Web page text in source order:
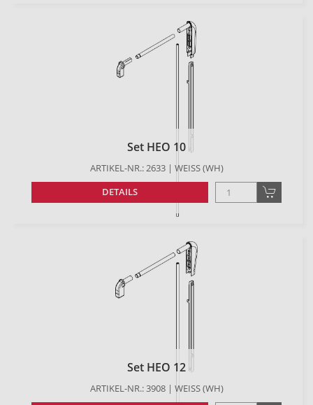
Set HEO 10
ARTIKEL-NR.: 2633 | WEISS (WH)
DETAILS
Set HEO 12
ARTIKEL-NR.: 3908 | WEISS (WH)